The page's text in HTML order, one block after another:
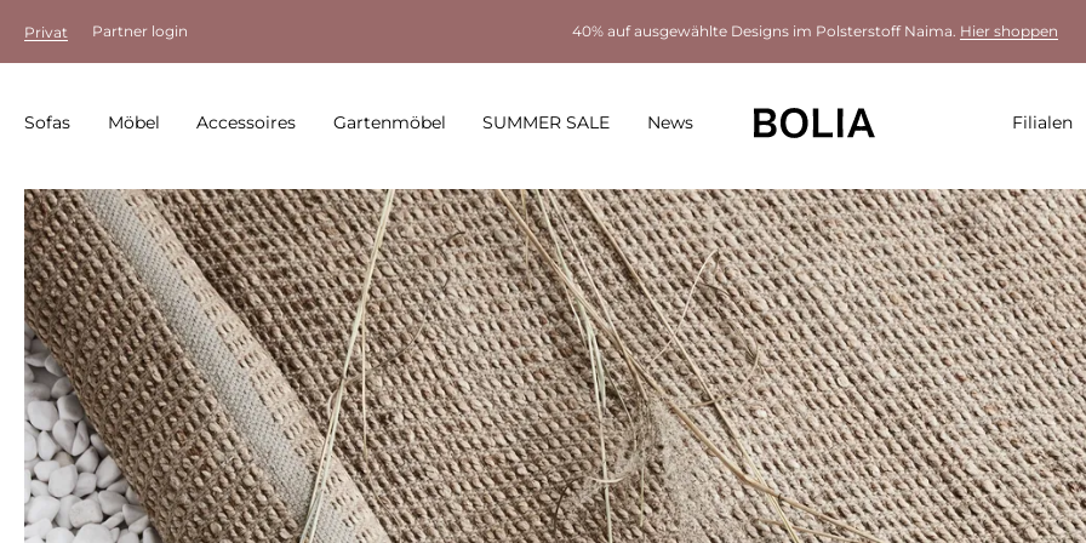
Privat Partner login 40% auf ausgewählte Designs im Polsterstoff Naima. Hier shoppen
Sofas Möbel Accessoires Gartenmöbel SUMMER SALE News Filialen